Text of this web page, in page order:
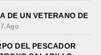
DE UN VETERANO DE
7.Ago
DEL PESCADOR